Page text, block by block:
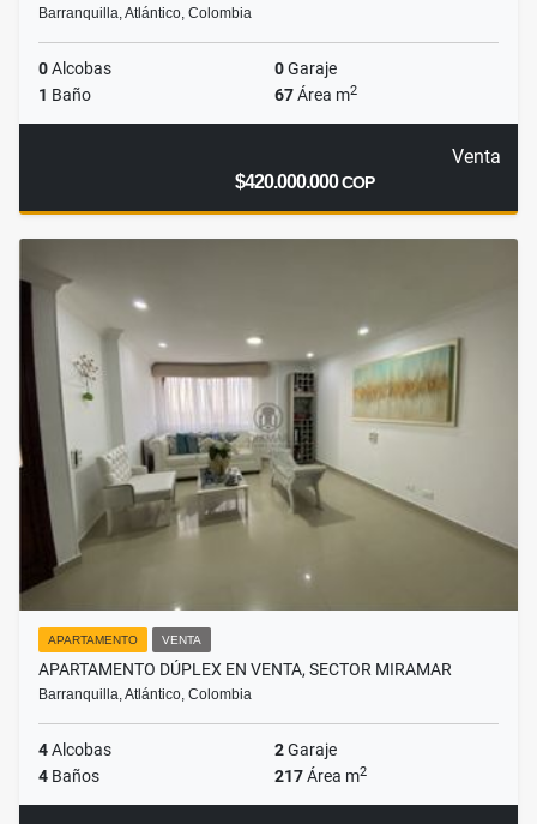
Barranquilla, Atlántico, Colombia
0Alcobas 0Garaje
1 Baño 67Área m2
Venta
$420.000.000COP
APARTAMENTO VENTA
APARTAMENTO DÚPLEX EN VENTA, SECTOR MIRAMAR
Barranquilla, Atlántico, Colombia
4Alcobas 2Garaje
4 Baños 217Área m2